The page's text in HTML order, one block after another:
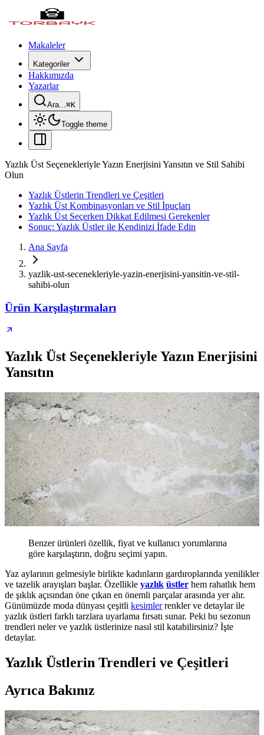
Makaleler
Kategoriler
Hakkımızda
Yazarlar
Ara...⌘K
Toggle theme
Yazlık Üst Seçenekleriyle Yazın Enerjisini Yansıtın ve Stil Sahibi
Olun
Yazlık Üstlerin Trendleri ve Çeşitleri
Yazlık Üst Kombinasyonları ve Stil İpuçları
Yazlık Üst Seçerken Dikkat Edilmesi Gerekenler
Sonuç: Yazlık Üstler ile Kendinizi İfade Edin
Ana Sayfa
yazlik-ust-secenekleriyle-yazin-enerjisini-yansitin-ve-stil-
sahibi-olun
Ürün Karşılaştırmaları
Yazlık Üst Seçenekleriyle Yazın Enerjisini
Yansıtın
Benzer ürünleri özellik, fiyat ve kullanıcı yorumlarına
göre karşılaştırın, doğru seçimi yapın.
Yaz aylarının gelmesiyle birlikte kadınların gardıroplarında yenilikler
ve tazelik arayışları başlar. Özellikle yazlık üstler hem rahatlık hem
de şıklık açısından öne çıkan en önemli parçalar arasında yer alır.
Günümüzde moda dünyası çeşitli kesimlerrenkler ve detaylar ile
yazlık üstleri farklı tarzlara uyarlama fırsatı sunar. Peki bu sezonun
trendleri neler ve yazlık üstlerinize nasıl stil katabilirsiniz? İşte
detaylar.
Yazlık Üstlerin Trendleri ve Çeşitleri
Ayrıca Bakınız
Yazlık Üst Seçenekleriyle Yazın Enerjisini Yansıtın ve